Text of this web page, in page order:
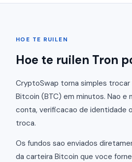
HOE TE RUILEN
Hoe te ruilen Tron
CryptoSwap torna simples trocar
Bitcoin (BTC) em minutos. Nao e
conta, verificacao de identidade
troca.
Os fundos sao enviados
da carteira Bitcoin que voce